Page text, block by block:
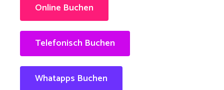
Online Buchen
Telefonisch Buchen
Whatapps Buchen